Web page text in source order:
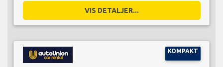
VIS DETALJER...
KOMPAKT